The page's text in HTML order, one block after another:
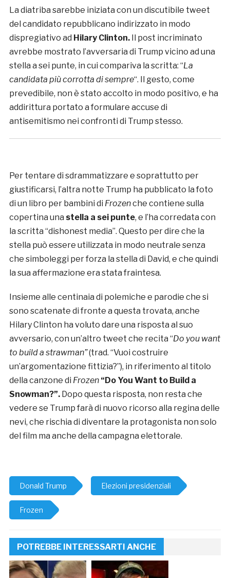
La diatriba sarebbe iniziata con un discutibile tweet
del candidato repubblicano indirizzato in modo
dispregiativo ad Hilary Clinton. Il post incriminato
avrebbe mostrato l’avversaria di Trump vicino ad una
stella a sei punte, in cui compariva la scritta: “La
candidata più corrotta di sempre“. Il gesto, come
prevedibile, non è stato accolto in modo positivo, e ha
addirittura portato a formulare accuse di
antisemitismo nei confronti di Trump stesso.
Per tentare di sdrammatizzare e soprattutto per
giustificarsi, l’altra notte Trump ha pubblicato la foto
di un libro per bambini di Frozenche contiene sulla
copertina una stella a sei punte, e l’ha corredata con
la scritta “dishonest media”. Questo per dire che la
stella può essere utilizzata in modo neutrale senza
che simboleggi per forza la stella di David, e che quindi
la sua affermazione era stata fraintesa.
Insieme alle centinaia di polemiche e parodie che si
sono scatenate di fronte a questa trovata, anche
Hilary Clinton ha voluto dare una risposta al suo
avversario, con un’altro tweet che recita “Do you want
to build a strawman”(trad. “Vuoi costruire
un’argomentazione fittizia?”), in riferimento al titolo
della canzone di Frozen “Do You Want to Build a
Snowman?”. Dopo questa risposta, non resta che
vedere se Trump farà di nuovo ricorso alla regina delle
nevi, che rischia di diventare la protagonista non solo
del film ma anche della campagna elettorale.
Donald Trump Elezioni presidenziali
Frozen
POTREBBE INTERESSARTI ANCHE